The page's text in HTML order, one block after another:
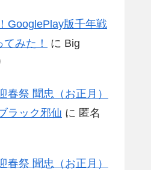
GooglePlay版千年戦
みた！
に Big
春祭 聞忠（お正月）
ラック邪仙 に 匿名
春祭 聞忠（お正月）